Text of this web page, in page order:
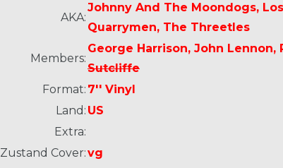
AKA:
Johnny And The Moondogs,
Quarrymen, The Threetles
Members:
George Harrison, John Lennon,
Sutcliffe
Format: 7'' Vinyl
Land: US
Extra:
Zustand Cover:vg